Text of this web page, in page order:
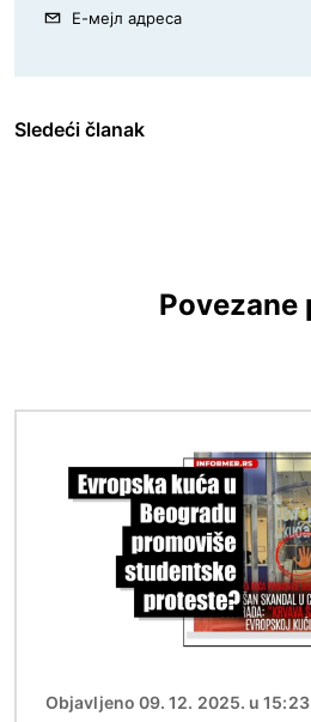
Е-мејл адреса
Sledeći članak
Povezane
Objavljeno 09. 12. 2025. u 15:23